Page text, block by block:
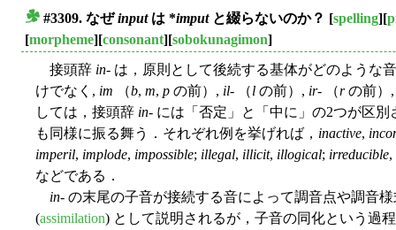
#3309. なぜinputは *imputと綴らないのか？ [spelling][
[morpheme][consonant][sobokunagimon]
接頭辞 in- は，原則として後続する基体がどのような
けでなく, im （b, m, p の前）, il- （l の前）, ir- （rの前）
しては，接頭辞 in- には「否定」と「中に」の2つが区
も同様に振る舞う．それぞれ例を挙げれば， inactive,
imperil, implode, impossible; illegal, illicit, illogical; irreducible,
などである．
in- の末尾の子音が接続する音によって調音点や調音
(assimilation) として説明されるが，子音の同化という過